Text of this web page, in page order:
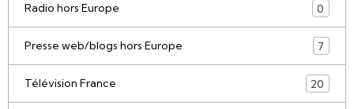
Radio hors Europe 0
Presse web/blogs hors Europe 7
Télévision France 20